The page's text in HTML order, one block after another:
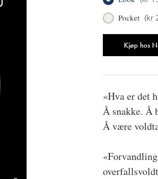
Pocket (kr
Kjøp hos
«Hva er det
Å snakke. Å
Å være